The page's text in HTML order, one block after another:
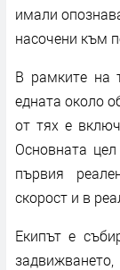
имали
насочени към
В рамките на
едната около
от тях е
Основната
първия
скорост и в
Екипът е